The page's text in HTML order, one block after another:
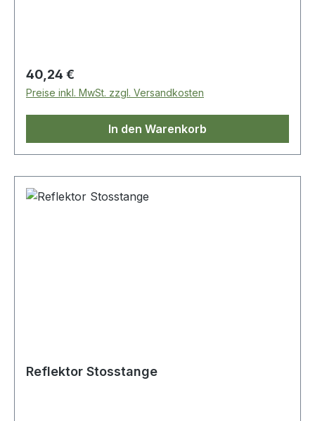
Regulärer Preis:
40,24 €
Preise inkl. MwSt. zzgl. Versandkosten
In den Warenkorb
Reflektor Stosstange